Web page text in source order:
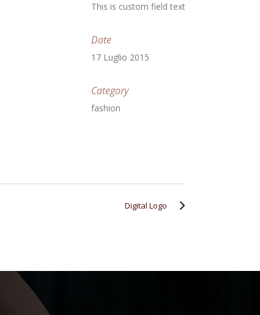
This is custom field text
Date
17 Luglio 2015
Category
fashion
Digital Logo